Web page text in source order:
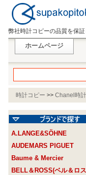
弊社時計コピーの品質を保
ホームページ
時計コピー >> Chanel時計
A.LANGE&SÖHNE
AUDEMARS PIGUET
Baume & Mercier
BELL＆ROSS(ベル＆ロ